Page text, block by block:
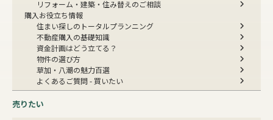
リフォーム・建築・住み替えのご相談
購入お役立ち情報
住まい探しのトータルプランニング
不動産購入の基礎知識
資金計画はどう立てる？
物件の選び方
草加・八潮の魅力百選
よくあるご質問 - 買いたい
売りたい